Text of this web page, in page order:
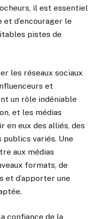
il est essentiel
et d’encourager le
pistes de
les réseaux sociaux
et
un rôle indéniable
et les médias
en eux des alliés, des
variés. Une
aux médias
formats, de
et d’apporter une
confiance de la